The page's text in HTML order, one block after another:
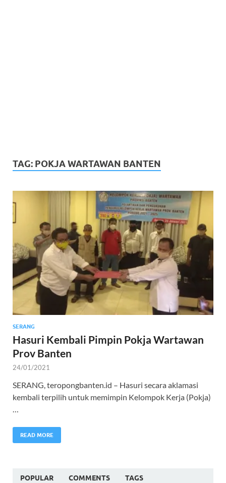
TAG: POKJA WARTAWAN BANTEN
SERANG
Hasuri Kembali Pimpin Pokja Wartawan
Prov Banten
24/01/2021
SERANG, teropongbanten.id – Hasuri secara aklamasi
kembali terpilih untuk memimpin Kelompok Kerja (Pokja)
…
READ MORE
POPULAR COMMENTS TAGS